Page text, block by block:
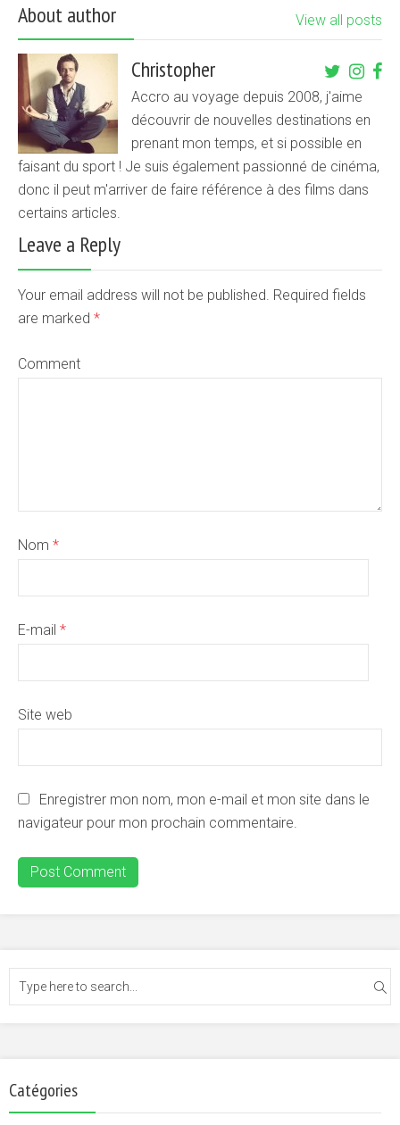
About author View all posts
Christopher
Accro au voyage depuis 2008, j'aime
découvrir de nouvelles destinations en
prenant mon temps, et si possible en
faisant du sport ! Je suis également passionné de cinéma,
donc il peut m'arriver de faire référence à des films dans
certains articles.
Leave a Reply
Your email address will not be published. Required fields
are marked *
Comment
Nom *
E-mail *
Site web
Enregistrer mon nom, mon e-mail et mon site dans le
navigateur pour mon prochain commentaire.
Catégories